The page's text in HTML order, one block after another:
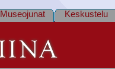
Museojunat Keskustelu